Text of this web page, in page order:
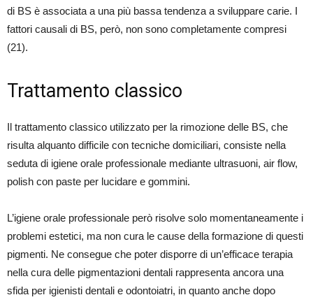
di BS è associata a una più bassa tendenza a sviluppare carie. I
fattori causali di BS, però, non sono completamente compresi
(21).
Trattamento classico
Il trattamento classico utilizzato per la rimozione delle BS, che
risulta alquanto difficile con tecniche domiciliari, consiste nella
seduta di igiene orale professionale mediante ultrasuoni, air flow,
polish con paste per lucidare e gommini.
L’igiene orale professionale però risolve solo momentaneamente i
problemi estetici, ma non cura le cause della formazione di questi
pigmenti. Ne consegue che poter disporre di un’efficace terapia
nella cura delle pigmentazioni dentali rappresenta ancora una
sfida per igienisti dentali e odontoiatri, in quanto anche dopo